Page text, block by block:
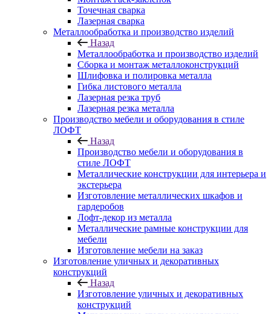
Точечная сварка
Лазерная сварка
Металлообработка и производство изделий
Назад
Металлообработка и производство изделий
Сборка и монтаж металлоконструкций
Шлифовка и полировка металла
Гибка листового металла
Лазерная резка труб
Лазерная резка металла
Производство мебели и оборудования в стиле
ЛОФТ
Назад
Производство мебели и оборудования в
стиле ЛОФТ
Металлические конструкции для интерьера и
экстерьера
Изготовление металлических шкафов и
гардеробов
Лофт-декор из металла
Металлические рамные конструкции для
мебели
Изготовление мебели на заказ
Изготовление уличных и декоративных
конструкций
Назад
Изготовление уличных и декоративных
конструкций